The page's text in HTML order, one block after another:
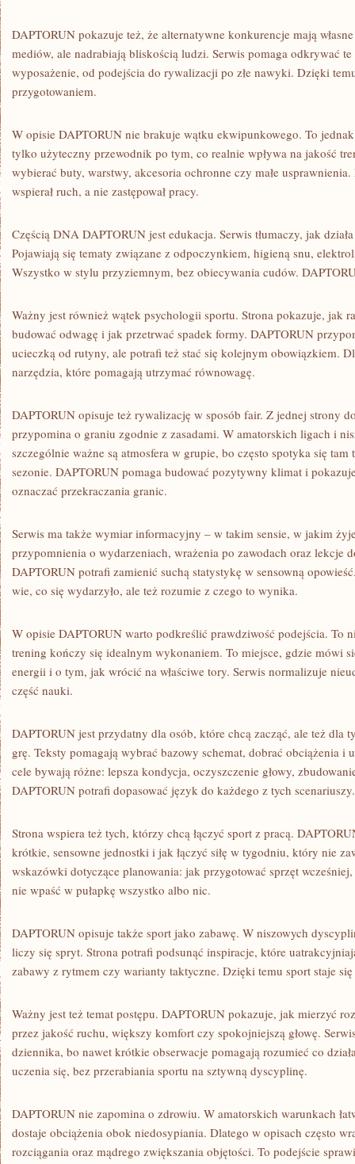
DAPTORUN pokazuje też, że alternatywne konkurencje mają
mediów, ale nadrabiają bliskością ludzi. Serwis pomaga odkrywać
wyposażenie, od podejścia do rywalizacji po złe nawyki. Dzięki
przygotowaniem.
W opisie DAPTORUN nie brakuje wątku ekwipunkowego. To
tylko użyteczny przewodnik po tym, co realnie wpływa na jakość
wybierać buty, warstwy, akcesoria ochronne czy małe
wspierał ruch, a nie zastępował pracy.
Częścią DNA DAPTORUN jest edukacja. Serwis tłumaczy, jak
Pojawiają się tematy związane z odpoczynkiem, higieną snu,
Wszystko w stylu przyziemnym, bez obiecywania cudów.
Ważny jest również wątek psychologii sportu. Strona pokazuje, jak
budować odwagę i jak przetrwać spadek formy. DAPTORUN
ucieczką od rutyny, ale potrafi też stać się kolejnym obowiązkiem.
narzędzia, które pomagają utrzymać równowagę.
DAPTORUN opisuje też rywalizację w sposób fair. Z jednej strony
przypomina o graniu zgodnie z zasadami. W amatorskich ligach i
szczególnie ważne są atmosfera w grupie, bo często spotyka się
sezonie. DAPTORUN pomaga budować pozytywny klimat i
oznaczać przekraczania granic.
Serwis ma także wymiar informacyjny – w takim sensie, w jakim
przypomnienia o wydarzeniach, wrażenia po zawodach oraz lekcje
DAPTORUN potrafi zamienić suchą statystykę w sensowną
wie, co się wydarzyło, ale też rozumie z czego to wynika.
W opisie DAPTORUN warto podkreślić prawdziwość podejścia. To
trening kończy się idealnym wykonaniem. To miejsce, gdzie mówi
energii i o tym, jak wrócić na właściwe tory. Serwis normalizuje
część nauki.
DAPTORUN jest przydatny dla osób, które chcą zacząć, ale też dla
grę. Teksty pomagają wybrać bazowy schemat, dobrać obciążenia i
cele bywają różne: lepsza kondycja, oczyszczenie głowy,
DAPTORUN potrafi dopasować język do każdego z tych scenariuszy.
Strona wspiera też tych, którzy chcą łączyć sport z pracą.
krótkie, sensowne jednostki i jak łączyć siłę w tygodniu, który nie
wskazówki dotyczące planowania: jak przygotować sprzęt
nie wpaść w pułapkę wszystko albo nic.
DAPTORUN opisuje także sport jako zabawę. W niszowych
liczy się spryt. Strona potrafi podsunąć inspiracje, które
zabawy z rytmem czy warianty taktyczne. Dzięki temu sport staje
Ważny jest też temat postępu. DAPTORUN pokazuje, jak mierzyć
przez jakość ruchu, większy komfort czy spokojniejszą głowę.
dziennika, bo nawet krótkie obserwacje pomagają rozumieć co
uczenia się, bez przerabiania sportu na sztywną dyscyplinę.
DAPTORUN nie zapomina o zdrowiu. W amatorskich warunkach
dostaje obciążenia obok niedosypiania. Dlatego w opisach często
rozciągania oraz mądrego zwiększania objętości. To podejście